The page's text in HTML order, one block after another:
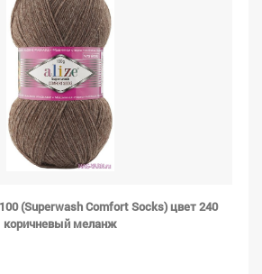
(Superwash Comfort Socks) цвет 240
коричневый меланж